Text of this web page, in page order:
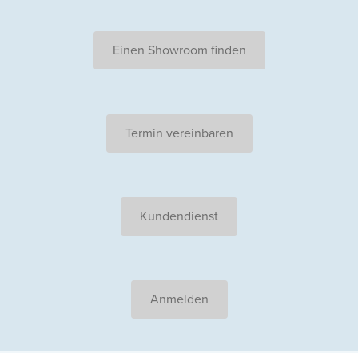
Einen Showroom finden
Termin vereinbaren
Kundendienst
Anmelden